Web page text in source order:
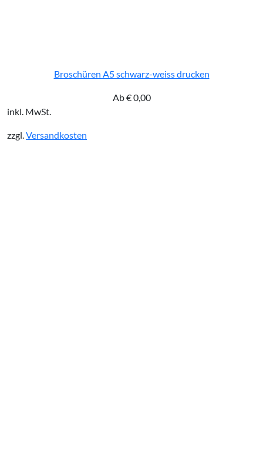
Broschüren A5 schwarz-weiss drucken
Ab€0,00
inkl. MwSt.
zzgl. Versandkosten